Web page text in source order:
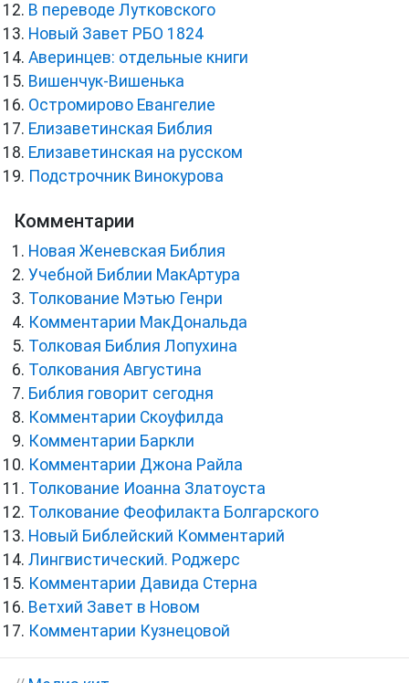
В переводе Лутковского
Новый Завет РБО 1824
Аверинцев: отдельные книги
Вишенчук-Вишенька
Остромирово Евангелие
Елизаветинская Библия
Елизаветинская на русском
Подстрочник Винокурова
Комментарии
Новая Женевская Библия
Учебной Библии МакАртура
Толкование Мэтью Генри
Комментарии МакДональда
Толковая Библия Лопухина
Толкования Августина
Библия говорит сегодня
Комментарии Скоуфилда
Комментарии Баркли
Комментарии Джона Райла
Толкование Иоанна Златоуста
Толкование Феофилакта Болгарского
Новый Библейский Комментарий
Лингвистический. Роджерс
Комментарии Давида Стерна
Ветхий Завет в Новом
Комментарии Кузнецовой